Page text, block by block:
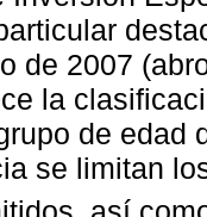
de 2007
la
de edad
se limitan